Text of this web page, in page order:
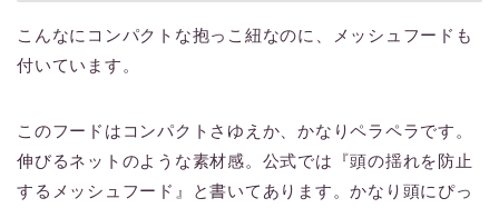
こんなにコンパクトな抱っこ紐なのに、メッシュフードも
付いています。
このフードはコンパクトさゆえか、かなりペラペラです。
伸びるネットのような素材感。公式では『頭の揺れを防止
するメッシュフード』と書いてあります。かなり頭にぴっ